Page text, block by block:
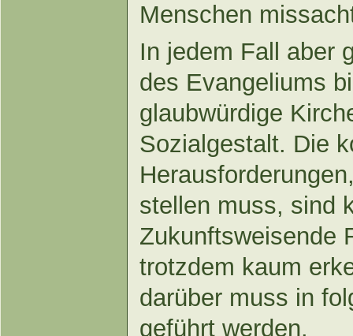
Menschen
In jedem Fall aber
des Evangeliums
glaubwürdige
Sozialgestalt. Die
stellen muss, sind
Zukunftsweisende
trotzdem kaum
darüber muss in
geführt werden.